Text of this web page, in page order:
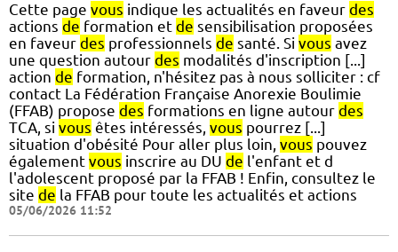
Cette page vous indique les actualités en faveur des
actions de formation et de sensibilisation proposées
en faveur des professionnels de santé. Si vous avez
une question autour des modalités d'inscription [...]
action de formation, n'hésitez pas à nous solliciter : cf
contact La Fédération Française Anorexie Boulimie
(FFAB) propose des formations en ligne autour des
TCA, si vous êtes intéressés, vous pourrez [...]
situation d'obésité Pour aller plus loin, vous pouvez
également vous inscrire au DU de l'enfant et d
l'adolescent proposé par la FFAB ! Enfin, consultez le
site de la FFAB pour toute les actualités et actions
05/06/2026 11:52